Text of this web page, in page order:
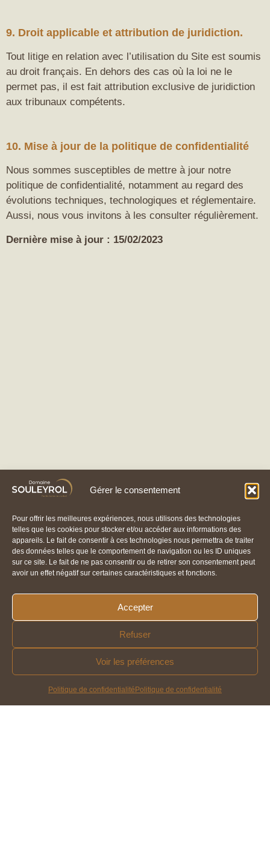
Gérer le consentement
Pour offrir les meilleures expériences, nous utilisons des technologies
telles que les cookies pour stocker et/ou accéder aux informations des
appareils. Le fait de consentir à ces technologies nous permettra de traiter
des données telles que le comportement de navigation ou les ID uniques
sur ce site. Le fait de ne pas consentir ou de retirer son consentement peut
avoir un effet négatif sur certaines caractéristiques et fonctions.
Accepter
Refuser
Voir les préférences
Politique de confidentialité Politique de confidentialité
9. Droit applicable et attribution de juridiction.
Tout litige en relation avec l’utilisation du Site est soumis
au droit français. En dehors des cas où la loi ne le
permet pas, il est fait attribution exclusive de juridiction
aux tribunaux compétents.
10. Mise à jour de la politique de confidentialité
Nous sommes susceptibles de mettre à jour notre
politique de confidentialité, notamment au regard des
évolutions techniques, technologiques et réglementaire.
Aussi, nous vous invitons à les consulter régulièrement.
Dernière mise à jour : 15/02/2023